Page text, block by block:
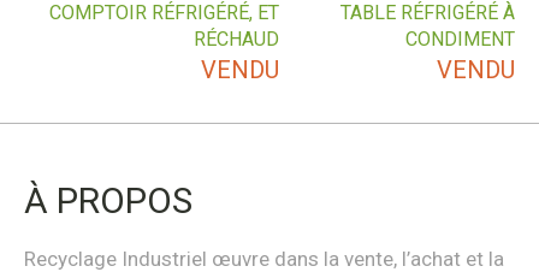
TABLE RÉFRIGÉRÉ À
CONDIMENT
VENDU
COMPTOIR RÉFRIGÉRÉ, ET
RÉCHAUD
VENDU
À PROPOS
Recyclage Industriel œuvre dans la vente, l’achat et la